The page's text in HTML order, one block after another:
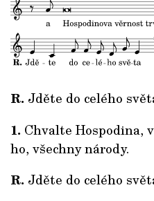
R. Jděte do celého
1. Chvalte Hospodina,
ho, všechny národy.
R. Jděte do celého